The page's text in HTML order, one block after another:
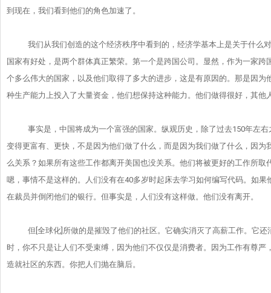
到现在，我们看到他们的角色加速了。
我们从我们创造的这个经济秩序中看到的，经济学基本上是关于什么
国家有好处， 是两个群体真正繁荣。第一个是跨国公司。显然， 作为一家跨
个多么伟大的国家，以及他们取得了多大的进步， 这是有原因的。那是因为
种生产能力上投入了大量资金， 他们想保持这种能力。他们做得很好，其他
事实是，中国将成为一个富强的国家。纵观历史，除了过去150年左右
变得更富有、更快，不是因为他们做了什么， 而是因为我们做了什么，因为
么关系？ 如果所有这些工作都离开美国也没关系。 他们将被更好的工作所取
嗯，事情不是这样的。人们没有在40多岁时起床去学习如何编写代码。如果
在裁员并倒闭他们的银行。但事实是， 人们没有这样做。他们没有离开。
但[全球化]所做的是摧毁了他们的社区。它确实消灭了高薪工作。它还
时，你不只是让人们不受束缚， 因为他们不仅仅是消费者。因为工作有尊严
造就社区的东西。 你把人们抛在脑后。